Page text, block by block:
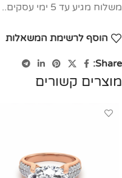
משלוח מגיע עד 5 ימי עסקים..
הוסף לרשימת המשאלות
Share:
מוצרים קשורים